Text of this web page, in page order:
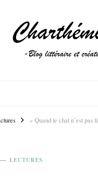
« Quand le chat n’est pas
LECTURES